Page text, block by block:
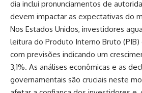
dia inclui pronunciamentos de
devem impactar as expectativas do
Nos Estados Unidos, investidores
leitura do Produto Interno Bruto
com previsões indicando um
3,1%. As análises econômicas e as
governamentais são cruciais neste